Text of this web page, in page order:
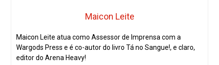
Maicon Leite
Maicon Leite atua como Assessor de Imprensa com a
Wargods Press e é co-autor do livro Tá no Sangue!, e claro,
editor do Arena Heavy!